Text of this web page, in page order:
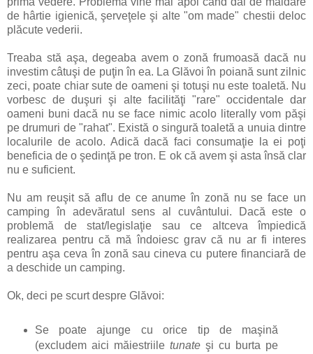
de hârtie igienică, şerveţele şi alte "om made" chestii deloc
plăcute vederii.
Treaba stă aşa, degeaba avem o zonă frumoasă dacă nu
investim câtuşi de puţin în ea. La Glăvoi în poiană sunt zilnic
zeci, poate chiar sute de oameni şi totuşi nu este toaletă. Nu
vorbesc de duşuri şi alte facilităţi "rare" occidentale dar
oameni buni dacă nu se face nimic acolo literally vom păşi
pe drumuri de "rahat". Există o singură toaletă a unuia dintre
localurile de acolo. Adică dacă faci consumaţie la ei poţi
beneficia de o şedinţă pe tron. E ok că avem şi asta însă clar
nu e suficient.
Nu am reuşit să aflu de ce anume în zonă nu se face un
camping în adevăratul sens al cuvântului. Dacă este o
problemă de stat/legislaţie sau ce altceva împiedică
realizarea pentru că mă îndoiesc grav că nu ar fi interes
pentru aşa ceva în zonă sau cineva cu putere financiară de
a deschide un camping.
Ok, deci pe scurt despre Glăvoi:
Se poate ajunge cu orice tip de maşină
(excludem aici măiestriile tunateşi cu burta pe